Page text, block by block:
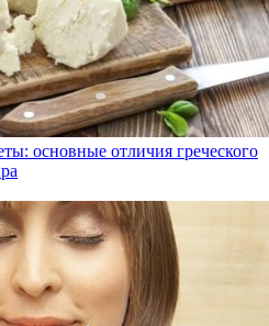
основные отличия греческого